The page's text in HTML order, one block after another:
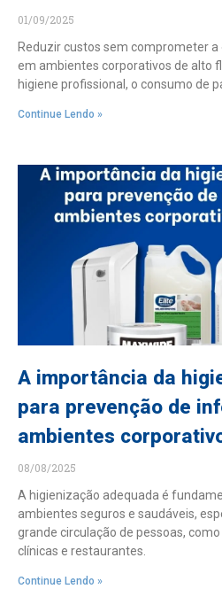
01/09/2025
Reduzir custos sem comprometer
em ambientes corporativos de alto
higiene profissional, o consumo de
Continue Lendo »
A importância da
para prevenção de
ambientes
08/08/2025
A higienização adequada é
ambientes seguros e saudáveis,
grande circulação de pessoas,
clínicas e restaurantes.
Continue Lendo »